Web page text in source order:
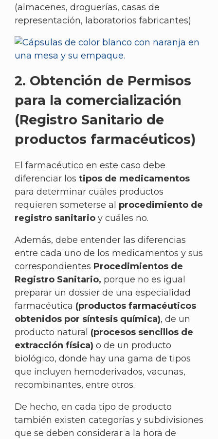
(almacenes, droguerías, casas de
representación, laboratorios fabricantes)
2. Obtención de Permisos
para la comercialización
(Registro Sanitario de
productos farmacéuticos)
El farmacéutico en este caso debe
diferenciar los tipos de medicamentos
para determinar cuáles productos
requieren someterse al procedimiento de
registro sanitario y cuáles no.
Además, debe entender las diferencias
entre cada uno de los medicamentos y sus
correspondientes Procedimientos de
Registro Sanitario, porque no es igual
preparar un dossier de una especialidad
farmacéutica (productos farmacéuticos
obtenidos por síntesis química), de un
producto natural (procesos sencillos de
extracción física) o de un producto
biológico, donde hay una gama de tipos
que incluyen hemoderivados, vacunas,
recombinantes, entre otros.
De hecho, en cada tipo de producto
también existen categorías y subdivisiones
que se deben considerar a la hora de